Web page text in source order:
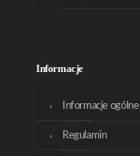
Informacje
Informacje ogólne
Regulamin